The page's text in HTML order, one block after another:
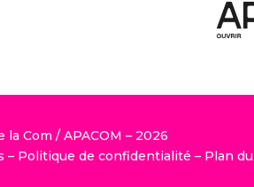
la Com / APACOM – 2026
– Politique de confidentialité – Plan